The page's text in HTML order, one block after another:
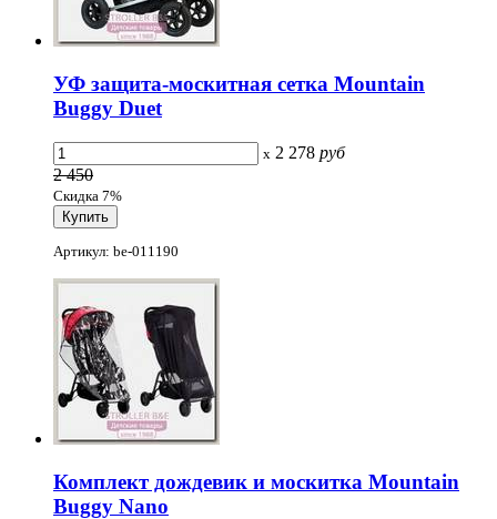
УФ защита-москитная сетка Mountain
Buggy Duet
x 2 278 руб
2 450
Скидка 7%
Артикул: be-011190
Комплект дождевик и москитка Mountain
Buggy Nano